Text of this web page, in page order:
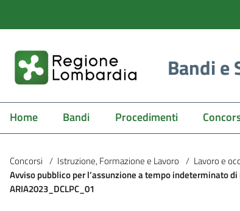
Bandi e
Home Bandi Procedimenti
Concorsi / Istruzione, Formazione e Lavoro / Lavoro e
Avviso pubblico per l’assunzione a tempo indeterminato
ARIA2023_DCLPC_01